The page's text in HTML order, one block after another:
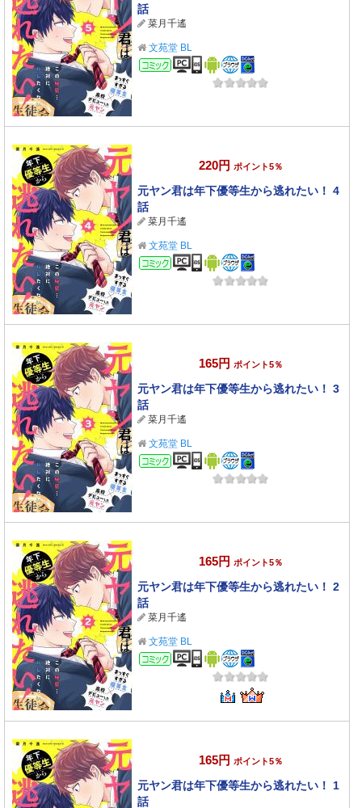
話
菜月千遙
文苑堂 BL
コミック
220円 ポイント5％
元ヤン君は年下優等生から逃れたい！ 4
話
菜月千遙
文苑堂 BL
コミック
165円 ポイント5％
元ヤン君は年下優等生から逃れたい！ 3
話
菜月千遙
文苑堂 BL
コミック
165円 ポイント5％
元ヤン君は年下優等生から逃れたい！ 2
話
菜月千遙
文苑堂 BL
コミック
165円 ポイント5％
元ヤン君は年下優等生から逃れたい！ 1
話